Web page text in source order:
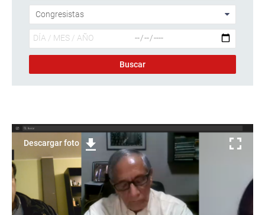
Descargar foto